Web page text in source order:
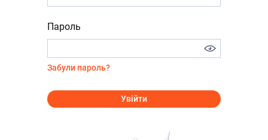
Пароль
Забули пароль?
Увійти